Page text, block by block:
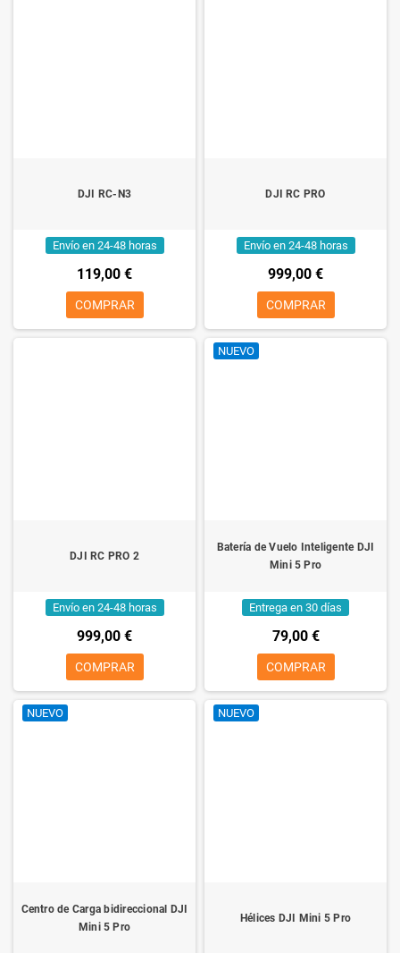
DJI RC-N3
Envío en 24-48 horas
119,00 €
COMPRAR
DJI RC PRO
Envío en 24-48 horas
999,00 €
COMPRAR
DJI RC PRO 2
Envío en 24-48 horas
999,00 €
COMPRAR
NUEVO
Batería de Vuelo Inteligente DJI
Mini 5 Pro
Entrega en 30 días
79,00 €
COMPRAR
NUEVO
Centro de Carga bidireccional DJI
Mini 5 Pro
NUEVO
Hélices DJI Mini 5 Pro